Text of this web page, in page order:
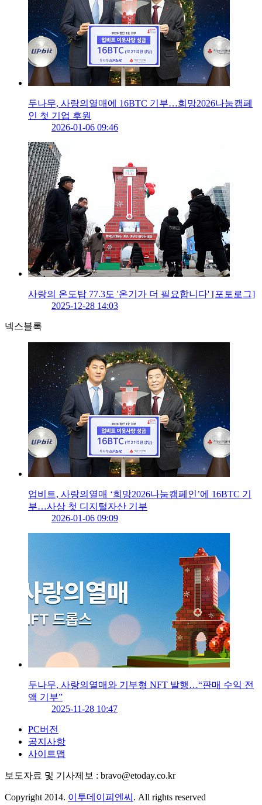
두나무, 사랑의열매에 16BTC 기부…희망2026나눔캠페
인 첫 기업 후원
2026-01-06 09:46
사랑의 온도탑 77.3도 '온기가 더 필요합니다' [포토로그]
2025-12-28 14:03
넥스블록
업비트, 사랑의열매 ‘희망2026나눔캠페인’에 16BTC 기
부…사상 첫 디지털자산 기부
2026-01-06 09:09
두나무, 사랑의열매와 기부형 NFT 발행…“판매 수익 전
액 기부”
2025-11-28 10:47
PC버전
공지사항
사이트맵
보도자료 및 기사제보 : bravo@etoday.co.kr
Copyright 2014. 이투데이피엔씨 . All rights reserved